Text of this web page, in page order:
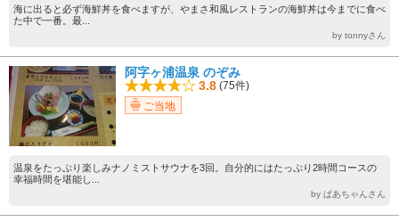
海に出ると必ず海鮮丼を食べますが、やまさ和風レストランの海鮮丼は今までに食べ
た中で一番。最...
by tonnyさん
阿字ヶ浦温泉 のぞみ
3.8 (75件)
ご当地
温泉をたっぷり楽しみナノミストサウナを3回。自分的にはたっぷり2時間コースの
幸福時間を堪能し...
by ぱあちゃんさん